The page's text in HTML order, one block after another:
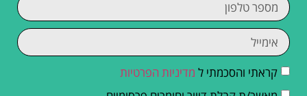
קראתי והסכמתי ל מדיניות הפרטיות